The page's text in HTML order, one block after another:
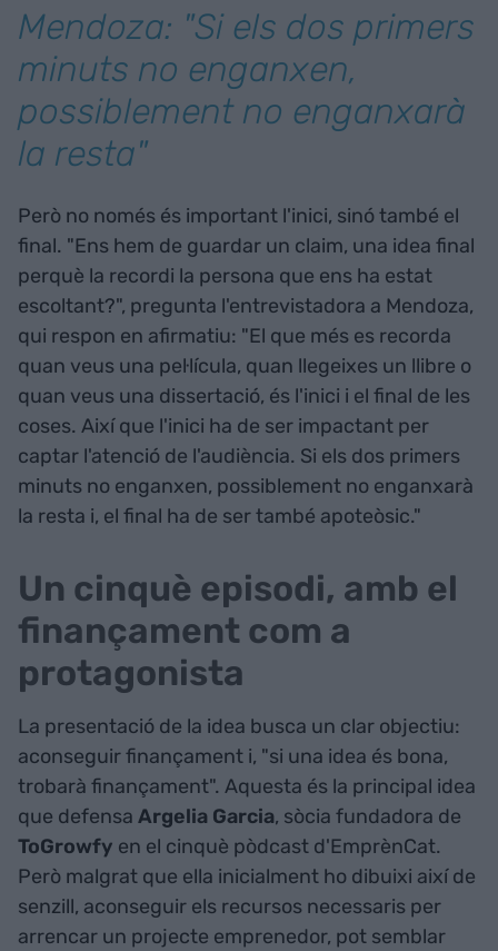
Mendoza: "Si els dos primers
minuts no enganxen,
possiblement no enganxarà
la resta"
Però no només és important l'inici, sinó també el
final. "Ens hem de guardar un claim, una idea final
perquè la recordi la persona que ens ha estat
escoltant?", pregunta l'entrevistadora a Mendoza,
qui respon en afirmatiu: "El que més es recorda
quan veus una pel·lícula, quan llegeixes un llibre o
quan veus una dissertació, és l'inici i el final de les
coses. Així que l'inici ha de ser impactant per
captar l'atenció de l'audiència. Si els dos primers
minuts no enganxen, possiblement no enganxarà
la resta i, el final ha de ser també apoteòsic."
Un cinquè episodi, amb el
finançament com a
protagonista
La presentació de la idea busca un clar objectiu:
aconseguir finançament i, "si una idea és bona,
trobarà finançament". Aquesta és la principal idea
que defensa Argelia Garcia, sòcia fundadora de
ToGrowfy en el cinquè pòdcast d'EmprènCat.
Però malgrat que ella inicialment ho dibuixi així de
senzill, aconseguir els recursos necessaris per
arrencar un projecte emprenedor, pot semblar